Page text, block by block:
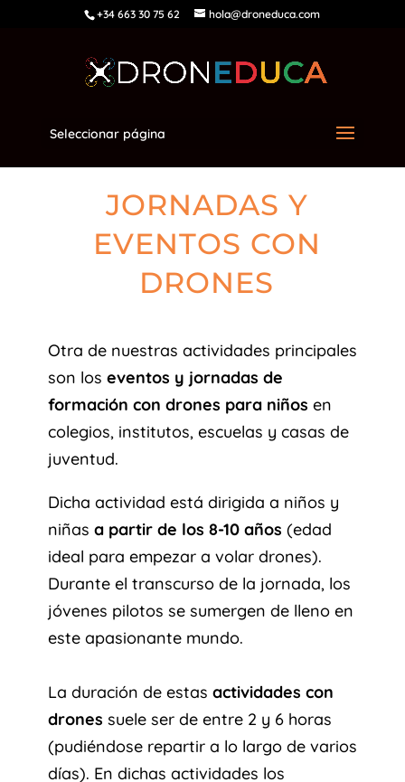
+34 663 30 75 62 hola@droneduca.com
Seleccionar página
JORNADAS Y
EVENTOS CON
DRONES
Otra de nuestras actividades principales
son los eventos y jornadas de
formación con drones para niños en
colegios, institutos, escuelas y casas de
juventud.
Dicha actividad está dirigida a niños y
niñas a partir de los 8-10 años (edad
ideal para empezar a volar drones).
Durante el transcurso de la jornada, los
jóvenes pilotos se sumergen de lleno en
este apasionante mundo.
La duración de estas actividades con
drones suele ser de entre 2 y 6 horas
(pudiéndose repartir a lo largo de varios
días). En dichas actividades los